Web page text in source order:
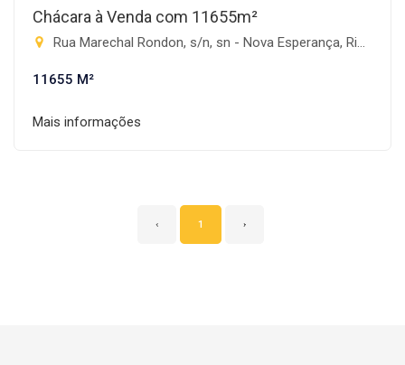
Chácara à Venda com 11655m²
Rua Marechal Rondon, s/n, sn - Nova Esperança, Rio Brilhante-MS
11655 M²
Mais informações
‹ 1 ›